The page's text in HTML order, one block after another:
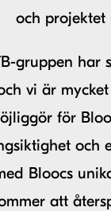
och projektet
gruppen har
vi är
för
och
Bloocs
att